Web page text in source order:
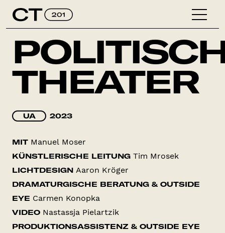
THEATER
UA 2023
MIT Manuel Moser
KÜNSTLERISCHE LEITUNG Tim Mrosek
LICHTDESIGN Aaron Kröger
DRAMATURGISCHE BERATUNG & OUTSIDE
EYE Carmen Konopka
VIDEO Nastassja Pielartzik
PRODUKTIONSASSISTENZ & OUTSIDE EYE